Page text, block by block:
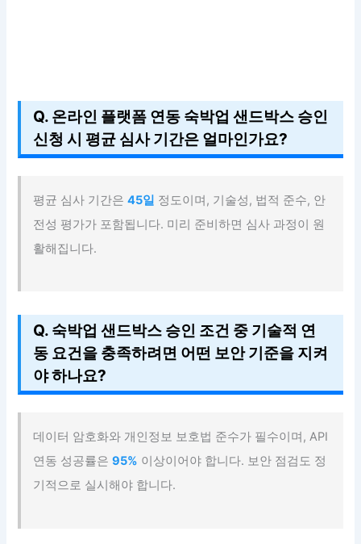
Q. 온라인 플랫폼 연동 숙박업 샌드박스 승인
신청 시 평균 심사 기간은 얼마인가요?
평균 심사 기간은45일 정도이며, 기술성, 법적 준수, 안
전성 평가가 포함됩니다. 미리 준비하면 심사 과정이 원
활해집니다.
Q. 숙박업 샌드박스 승인 조건 중 기술적 연
동 요건을 충족하려면 어떤 보안 기준을 지켜
야 하나요?
데이터 암호화와 개인정보 보호법 준수가 필수이며, API
연동 성공률은95% 이상이어야 합니다. 보안 점검도 정
기적으로 실시해야 합니다.